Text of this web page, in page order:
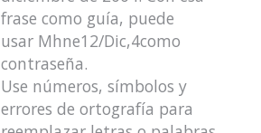
frase como guía, puede
usar Mhne12/Dic,4como
contraseña.
Use números, símbolos y
errores de ortografía para